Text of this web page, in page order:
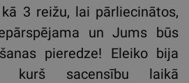
3 reižu, lai pārliecinātos,
un Jums būs
pieredze! Eleiko bija
kurš sacensību laikā